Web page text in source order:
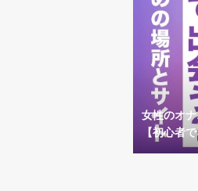
女性のオ
【初心者